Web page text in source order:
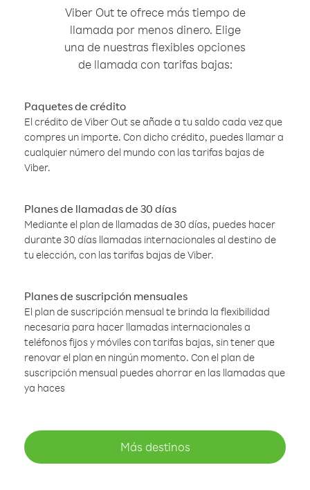
Viber Out te ofrece más tiempo de
llamada por menos dinero. Elige
una de nuestras flexibles opciones
de llamada con tarifas bajas:
Paquetes de crédito
El crédito de Viber Out se añade a tu saldo cada vez que
compres un importe. Con dicho crédito, puedes llamar a
cualquier número del mundo con las tarifas bajas de
Viber.
Planes de llamadas de 30 días
Mediante el plan de llamadas de 30 días, puedes hacer
durante 30 días llamadas internacionales al destino de
tu elección, con las tarifas bajas de Viber.
Planes de suscripción mensuales
El plan de suscripción mensual te brinda la flexibilidad
necesaria para hacer llamadas internacionales a
teléfonos fijos y móviles con tarifas bajas, sin tener que
renovar el plan en ningún momento. Con el plan de
suscripción mensual puedes ahorrar en las llamadas que
ya haces
Más destinos